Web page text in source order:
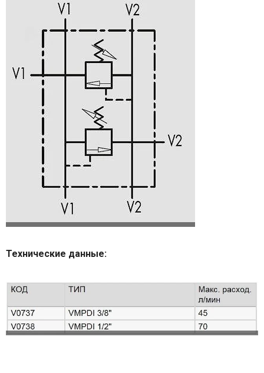
Технические данные: